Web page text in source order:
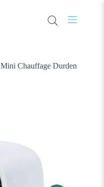
Mini Chauffage Durden